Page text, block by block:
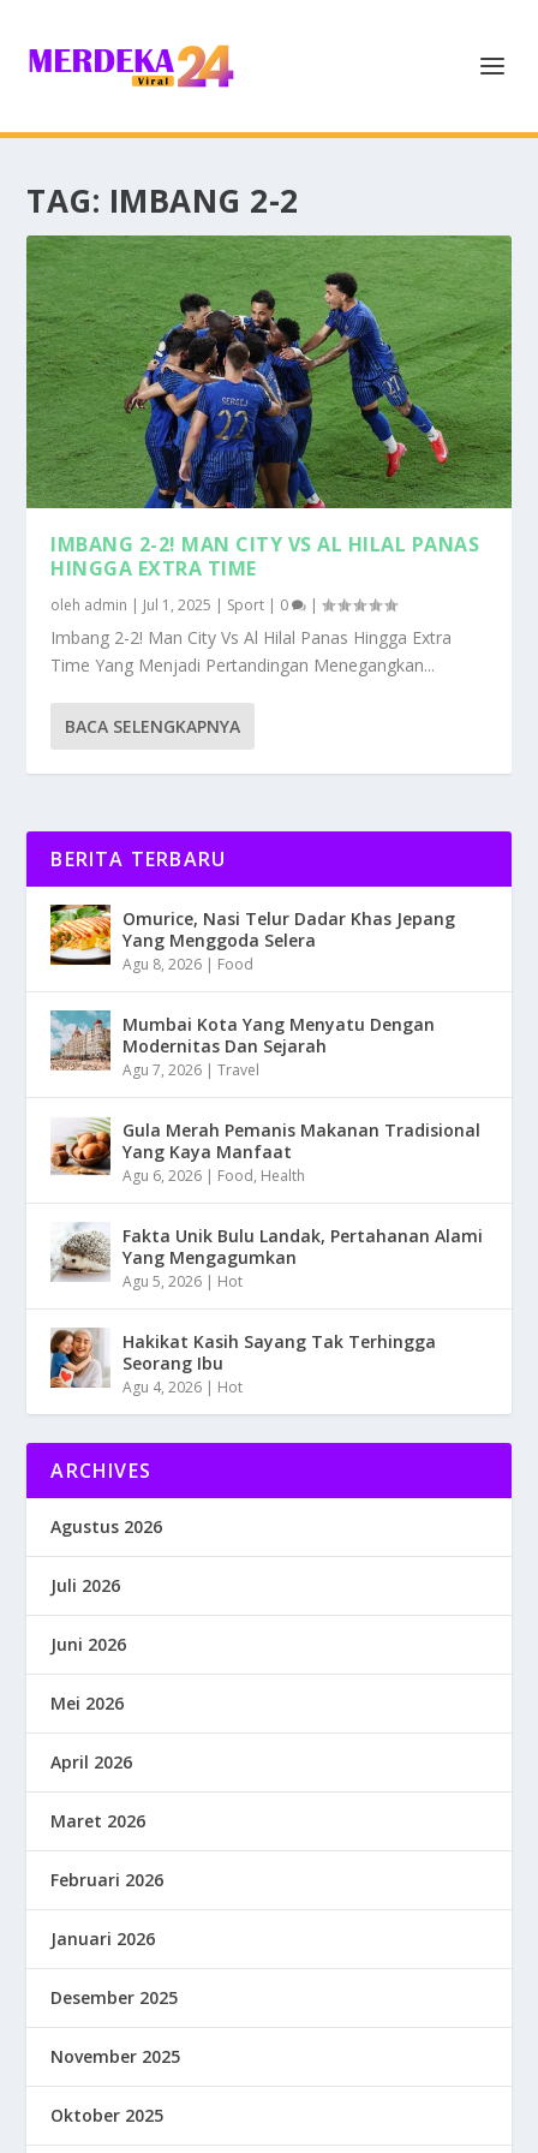
TAG: IMBANG 2-2
IMBANG 2-2! MAN CITY VS AL HILAL PANAS
HINGGA EXTRA TIME
oleh admin | Jul 1, 2025 | Sport | 0 |
Imbang 2-2! Man City Vs Al Hilal Panas Hingga Extra
Time Yang Menjadi Pertandingan Menegangkan...
BACA SELENGKAPNYA
BERITA TERBARU
Omurice, Nasi Telur Dadar Khas Jepang
Yang Menggoda Selera
Agu 8, 2026 | Food
Mumbai Kota Yang Menyatu Dengan
Modernitas Dan Sejarah
Agu 7, 2026 |Travel
Gula Merah Pemanis Makanan Tradisional
Yang Kaya Manfaat
Agu 6, 2026 | Food, Health
Fakta Unik Bulu Landak, Pertahanan Alami
Yang Mengagumkan
Agu 5, 2026 | Hot
Hakikat Kasih Sayang Tak Terhingga
Seorang Ibu
Agu 4, 2026 | Hot
ARCHIVES
Agustus 2026
Juli 2026
Juni 2026
Mei 2026
April 2026
Maret 2026
Februari 2026
Januari 2026
Desember 2025
November 2025
Oktober 2025